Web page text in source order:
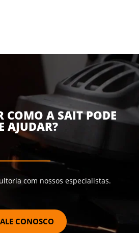
COMO A SAIT PODE
AJUDAR?
com nossos especialistas.
CONOSCO